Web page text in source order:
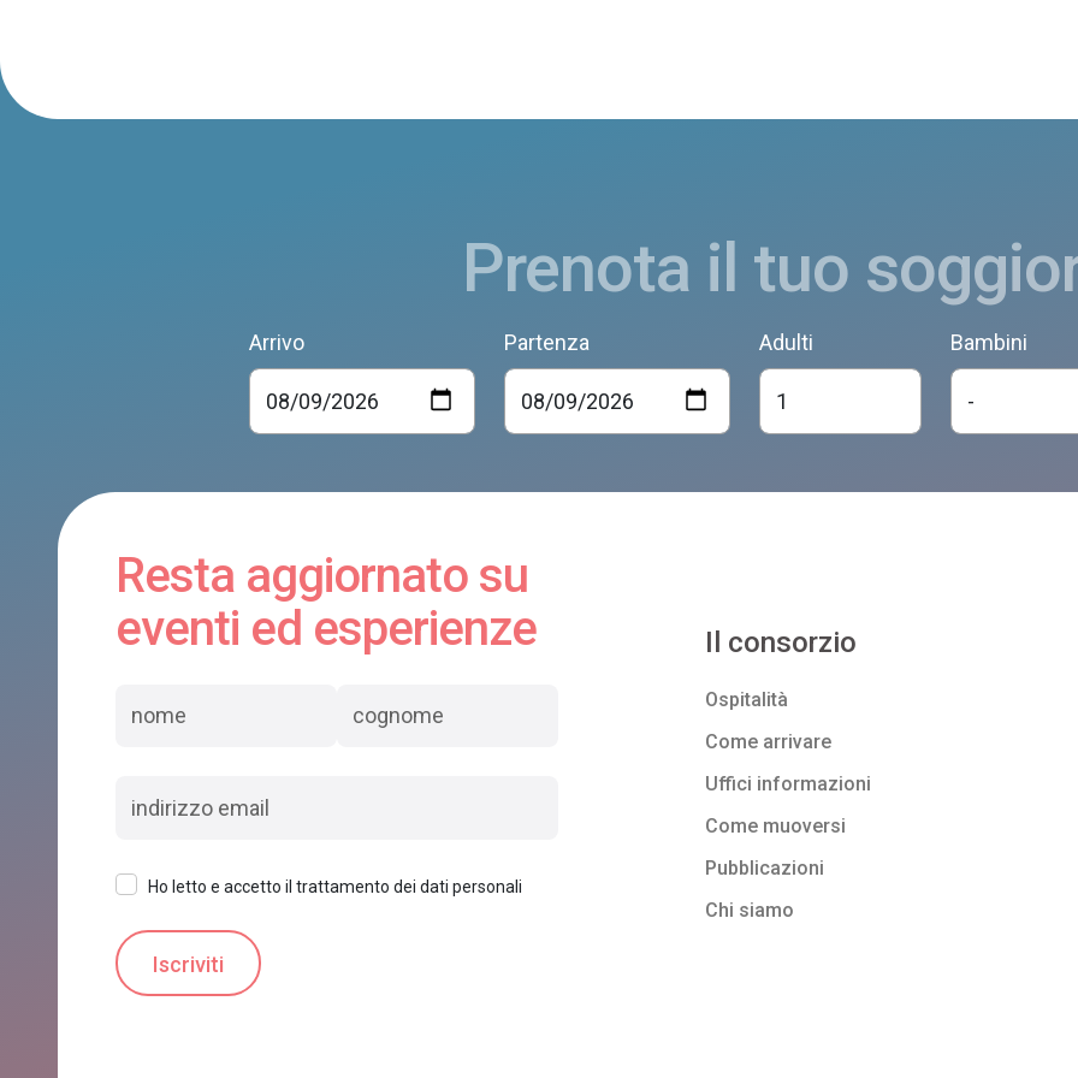
Prenota il tuo
Arrivo Partenza Adulti Bambini
Resta aggiornato su
eventi ed esperienze
Ho letto e accetto il trattamento dei dati personali
Il consorzio
Ospitalità
Come arrivare
Uffici informazioni
Come muoversi
Pubblicazioni
Chi siamo